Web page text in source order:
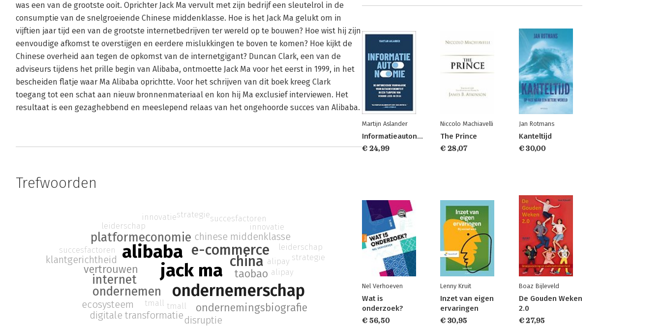
was een van de grootste ooit. Oprichter Jack Ma vervult met zijn bedrijf een sleutelrol in de
consumptie van de snelgroeiende Chinese middenklasse. Hoe is het Jack Ma gelukt om in
vijftien jaar tijd een van de grootste internetbedrijven ter wereld op te bouwen? Hoe wist hij zijn
eenvoudige afkomst te overstijgen en eerdere mislukkingen te boven te komen? Hoe kijkt de
Chinese overheid aan tegen de opkomst van de internetgigant? Duncan Clark, een van de
adviseurs tijdens het prille begin van Alibaba, ontmoette Jack Ma voor het eerst in 1999, in het
bescheiden flatje waar Ma Alibaba oprichtte. Voor het schrijven van dit boek kreeg Clark
toegang tot een schat aan nieuw bronnenmateriaal en kon hij Ma exclusief interviewen. Het
resultaat is een gezaghebbend en meeslepend relaas van het ongehoorde succes van Alibaba.
Trefwoorden
jack ma
alibaba
ondernemerschap
e-commerce
china
ondernemen
platformeconomie
internet
vertrouwen
ondernemingsbiografie
taobao
chinese middenklasse
disruptie
digitale transformatie
ecosysteem
klantgerichtheid
succesfactoren
tmall
leiderschap
innovatiestrategie
alipay
succesfactoren
tmall
leiderschap
innovatie
strategie
alipay
Martijn Aslander
Informatieautonomie
€ 24,99
Niccolo Machiavelli
The Prince
€ 28,07
Jan Rotmans
Kanteltijd
€ 30,00
Nel Verhoeven
Wat is
onderzoek?
€ 56,50
Lenny Kruit
Inzet van eigen
ervaringen
€ 30,95
Boaz Bijleveld
De Gouden Weken
2.0
€ 27,95